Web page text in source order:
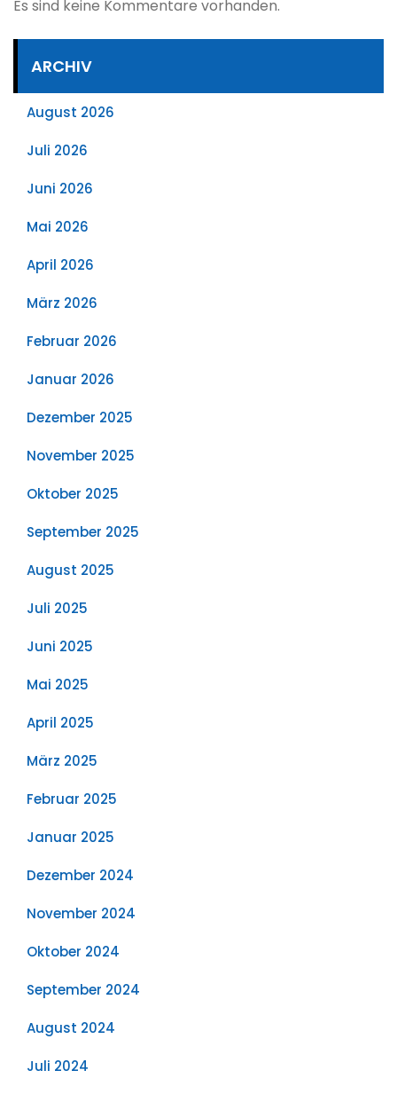
Es sind keine Kommentare vorhanden.
ARCHIV
August 2026
Juli 2026
Juni 2026
Mai 2026
April 2026
März 2026
Februar 2026
Januar 2026
Dezember 2025
November 2025
Oktober 2025
September 2025
August 2025
Juli 2025
Juni 2025
Mai 2025
April 2025
März 2025
Februar 2025
Januar 2025
Dezember 2024
November 2024
Oktober 2024
September 2024
August 2024
Juli 2024